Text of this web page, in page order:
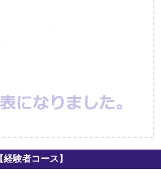
験者コース】